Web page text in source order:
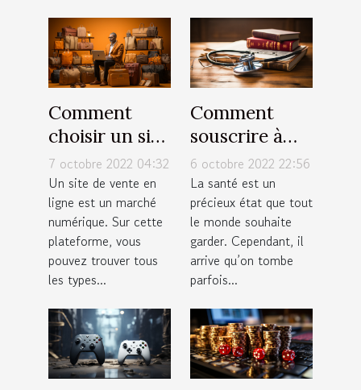
Comment
choisir un site
de vente en
ligne ?
7 octobre 2022 04:32
Un site de vente en
ligne est un marché
numérique. Sur cette
plateforme, vous
pouvez trouver tous
les types...
Comment
souscrire à
une bonne
assurance
santé ?
6 octobre 2022 22:56
La santé est un
précieux état que tout
le monde souhaite
garder. Cependant, il
arrive qu’on tombe
parfois...